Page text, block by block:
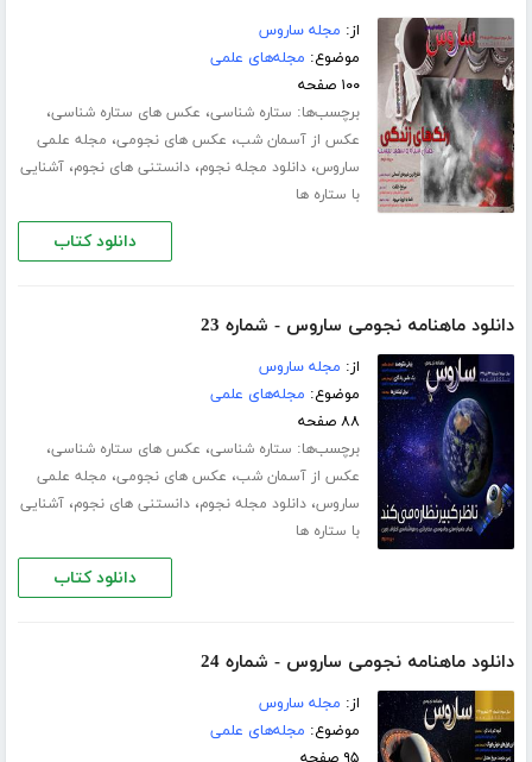
از: مجله ساروس
موضوع: مجله‌های علمی
۱۰۰ صفحه
برچسب‌ها: ستاره شناسی، عکس های ستاره شناسی،
عکس از آسمان شب، عکس های نجومی، مجله علمی
ساروس،دانلود مجله نجوم،دانستنی های نجوم،آشنایی
با ستاره ها
دانلود کتاب
دانلود ماهنامه نجومی ساروس - شماره 23
از: مجله ساروس
موضوع: مجله‌های علمی
۸۸ صفحه
برچسب‌ها: ستاره شناسی، عکس های ستاره شناسی،
عکس از آسمان شب، عکس های نجومی، مجله علمی
ساروس،دانلود مجله نجوم،دانستنی های نجوم،آشنایی
با ستاره ها
دانلود کتاب
دانلود ماهنامه نجومی ساروس - شماره 24
از: مجله ساروس
موضوع: مجله‌های علمی